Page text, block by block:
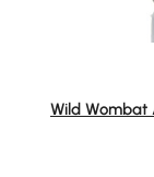
Wild Wombat